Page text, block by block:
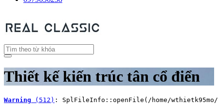
Thiết kế kiến trúc tân cổ điển
Warning (512) : SplFileInfo::openFile(/home/wthietk95mo/